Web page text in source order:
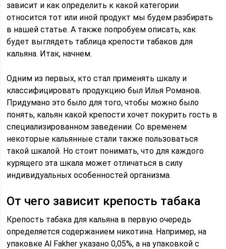
зависит и как определить к какой категории
относится тот или иной продукт мы будем разбирать
в нашей статье. А также попробуем описать, как
будет выглядеть таблица крепости табаков для
кальяна. Итак, начнем.
Одним из первых, кто стал применять шкалу и
классифицировать продукцию был Илья Романов.
Придумано это было для того, чтобы можно было
понять, кальян какой крепости хочет покурить гость в
специализированном заведении. Со временем
некоторые кальянные стали также пользоваться
такой шкалой. Но стоит понимать, что для каждого
курящего эта шкала может отличаться в силу
индивидуальных особенностей организма.
От чего зависит крепость табака
Крепость табака для кальяна в первую очередь
определяется содержанием никотина. Например, на
упаковке Al Fakher указано 0,05%, а на упаковкой с